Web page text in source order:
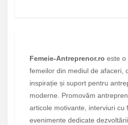
Femeie-Antreprenor.ro este o
femeilor din mediul de afaceri,
inspirație și suport pentru
moderne. Promovăm
articole motivante, interviuri cu
evenimente dedicate